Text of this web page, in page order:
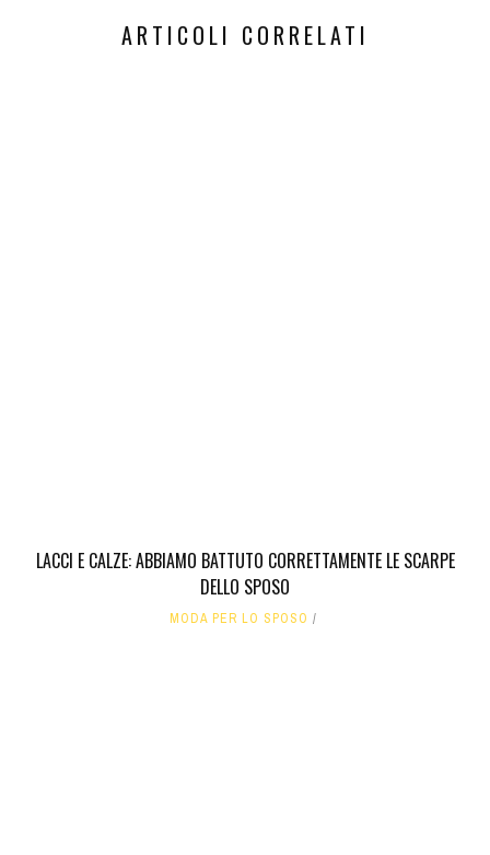
ARTICOLI CORRELATI
LACCI E CALZE: ABBIAMO BATTUTO CORRETTAMENTE LE SCARPE
DELLO SPOSO
MODA PER LO SPOSO